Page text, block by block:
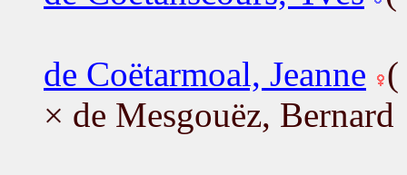
de Coëtarmoal, Jeanne (
× de Mesgouëz, Bernard